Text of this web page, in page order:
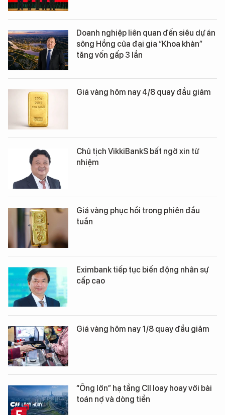
Doanh nghiệp liên quan đến siêu dự án
sông Hồng của đại gia “Khoa khàn”
tăng vốn gấp 3 lần
Giá vàng hôm nay 4/8 quay đầu giảm
Chủ tịch VikkiBankS bất ngờ xin từ
nhiệm
Giá vàng phục hồi trong phiên đầu
tuần
Eximbank tiếp tục biến động nhân sự
cấp cao
Giá vàng hôm nay 1/8 quay đầu giảm
“Ông lớn” hạ tầng CII loay hoay với bài
toán nợ và dòng tiền